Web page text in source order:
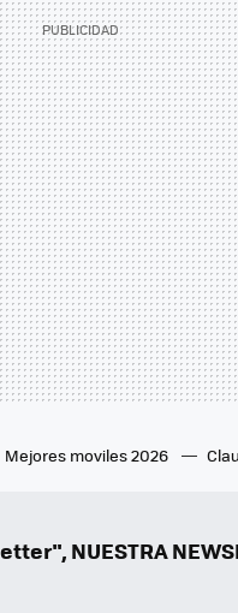
Mejores moviles 2026
NUESTRA